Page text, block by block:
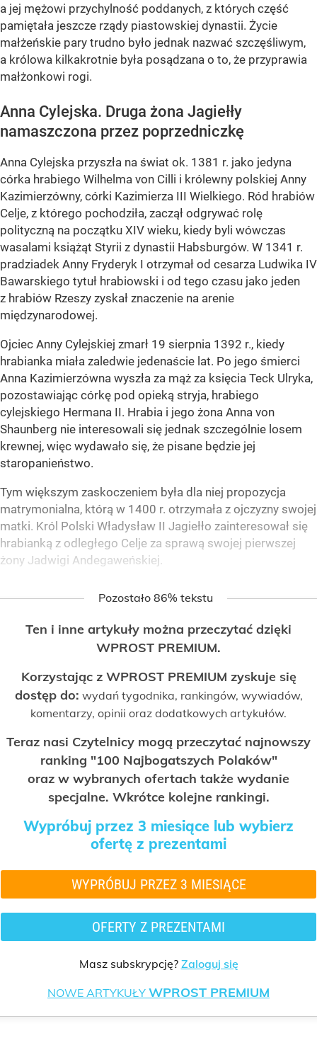
a jej mężowi przychylność poddanych, z których część
pamiętała jeszcze rządy piastowskiej dynastii. Życie
małżeńskie pary trudno było jednak nazwać szczęśliwym,
a królowa kilkakrotnie była posądzana o to, że przyprawia
małżonkowi rogi.
Anna Cylejska. Druga żona Jagiełły
namaszczona przez poprzedniczkę
Anna Cylejska przyszła na świat ok. 1381 r. jako jedyna
córka hrabiego Wilhelma von Cilli i królewny polskiej Anny
Kazimierzówny, córki Kazimierza III Wielkiego. Ród hrabiów
Celje, z którego pochodziła, zaczął odgrywać rolę
polityczną na początku XIV wieku, kiedy byli wówczas
wasalami książąt Styrii z dynastii Habsburgów. W 1341 r.
pradziadek Anny Fryderyk I otrzymał od cesarza Ludwika IV
Bawarskiego tytuł hrabiowski i od tego czasu jako jeden
z hrabiów Rzeszy zyskał znaczenie na arenie
międzynarodowej.
Ojciec Anny Cylejskiej zmarł 19 sierpnia 1392 r., kiedy
hrabianka miała zaledwie jedenaście lat. Po jego śmierci
Anna Kazimierzówna wyszła za mąż za księcia Teck Ulryka,
pozostawiając córkę pod opieką stryja, hrabiego
cylejskiego Hermana II. Hrabia i jego żona Anna von
Shaunberg nie interesowali się jednak szczególnie losem
krewnej, więc wydawało się, że pisane będzie jej
staropanieństwo.
Tym większym zaskoczeniem była dla niej propozycja
matrymonialna, którą w 1400 r. otrzymała z ojczyzny swojej
matki. Król Polski Władysław II Jagiełło zainteresował się
hrabianką z odległego Celje za sprawą swojej pierwszej
żony Jadwigi Andegaweńskiej.
Pozostało 86% tekstu
Ten i inne artykuły można przeczytać dzięki
WPROST PREMIUM.
Korzystając z WPROST PREMIUM zyskuje się
dostęp do: wydań tygodnika, rankingów, wywiadów,
komentarzy, opinii oraz dodatkowych artykułów.
Teraz nasi Czytelnicy mogą przeczytać najnowszy
ranking "100 Najbogatszych Polaków"
oraz w wybranych ofertach także wydanie
specjalne. Wkrótce kolejne rankingi.
Wypróbuj przez 3 miesiące lub wybierz
ofertę z prezentami
WYPRÓBUJ PRZEZ 3 MIESIĄCE
OFERTY Z PREZENTAMI
Masz subskrypcję? Zaloguj się
NOWE ARTYKUŁY WPROST PREMIUM